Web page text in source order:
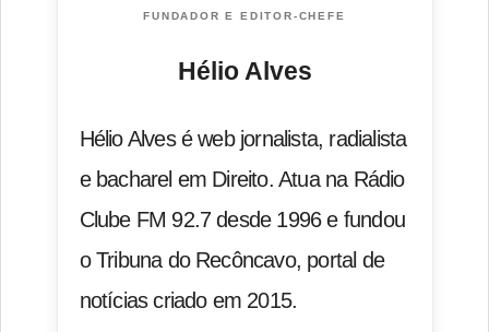
FUNDADOR E EDITOR-CHEFE
Hélio Alves
Hélio Alves é web jornalista, radialista
e bacharel em Direito. Atua na Rádio
Clube FM 92.7 desde 1996 e fundou
o Tribuna do Recôncavo, portal de
notícias criado em 2015.